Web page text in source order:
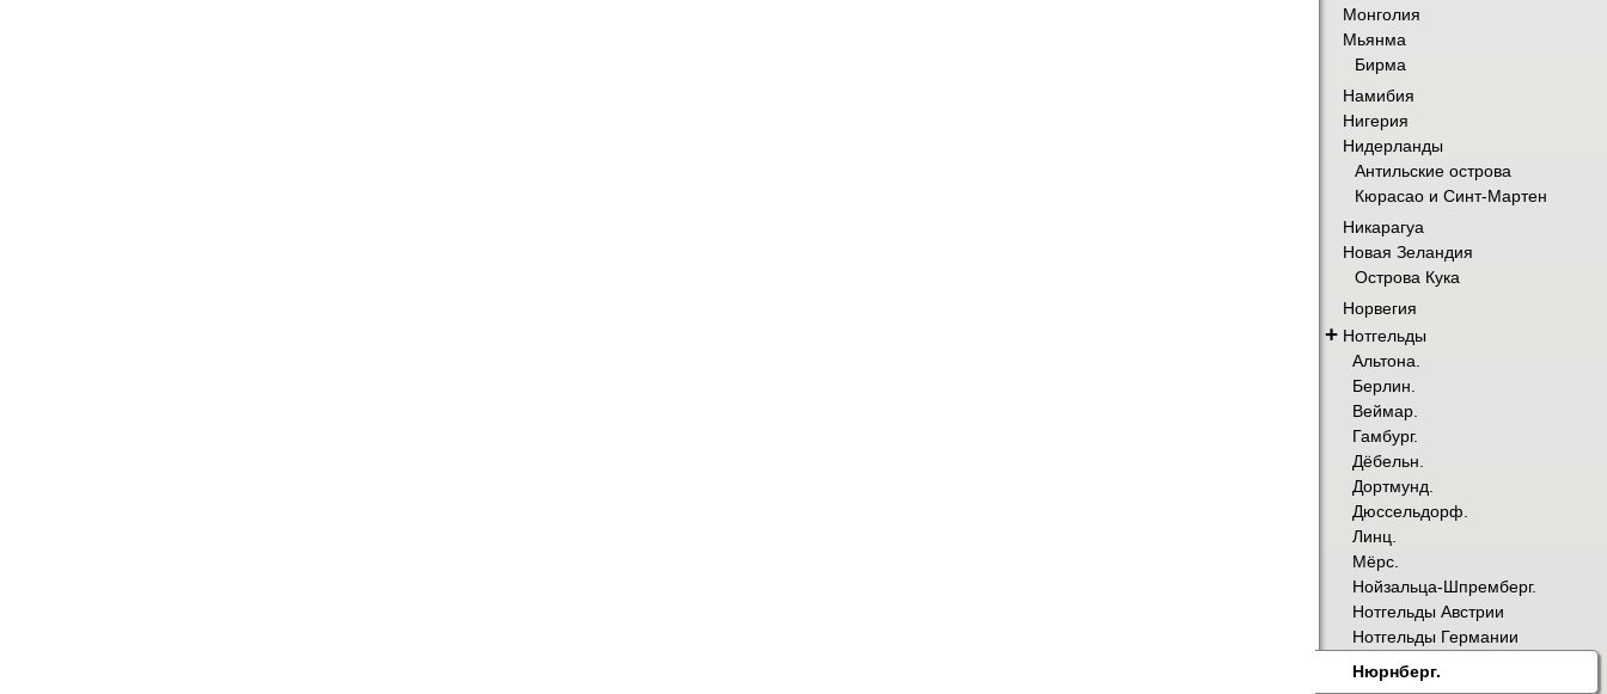
Монголия
Мьянма
Бирма
Намибия
Нигерия
Нидерланды
Антильские острова
Кюрасао и Синт-Мартен
Никарагуа
Новая Зеландия
Острова Кука
Норвегия
+ Нотгельды
Альтона.
Берлин.
Веймар.
Гамбург.
Дёбельн.
Дортмунд.
Дюссельдорф.
Линц.
Мёрс.
Нойзальца-Шпремберг.
Нотгельды Австрии
Нотгельды Германии
Нюрнберг.